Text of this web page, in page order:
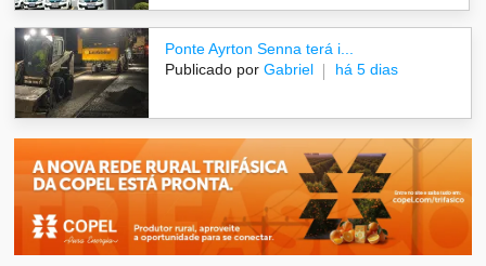
Ponte Ayrton Senna terá i...
Publicado por Gabriel há 5 dias